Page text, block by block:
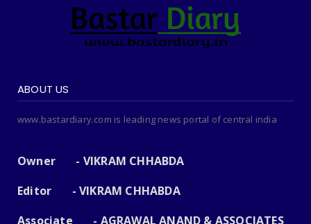
ABOUT US
www.bastardiary.com is leading news portal of central india
Owner - VIKRAM CHHABDA
Editor - VIKRAM CHHABDA
Associate - AGRAWAL ANAND & ASSOCIATES